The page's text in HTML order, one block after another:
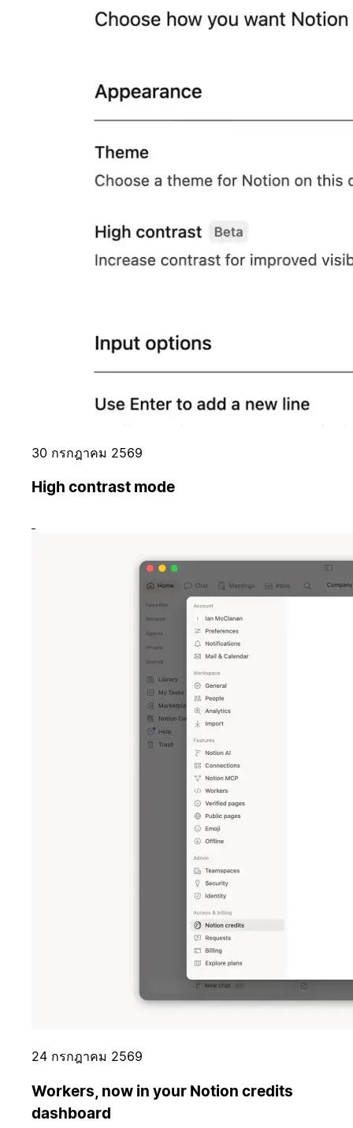
30 กรกฎาคม 2569
High contrast mode
24 กรกฎาคม 2569
Workers, now in your Notion credits
dashboard